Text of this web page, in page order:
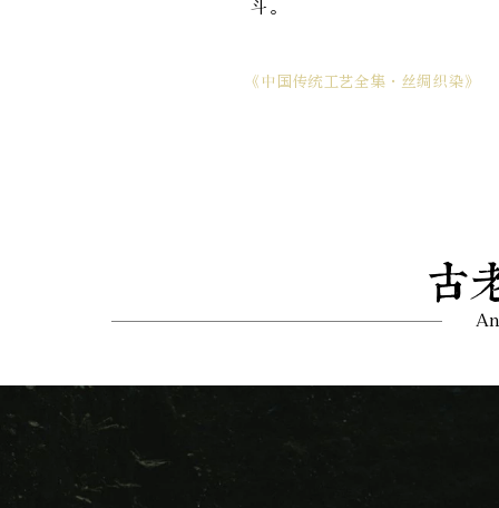
斗。
《中国传统工艺全集·丝绸织染》
古